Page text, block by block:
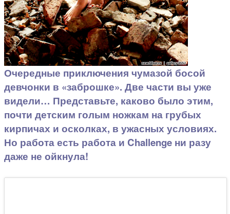
Очередные приключения чумазой босой
девчонки в «заброшке». Две части вы уже
видели… Представьте, каково было этим,
почти детским голым ножкам на грубых
кирпичах и осколках, в ужасных условиях.
Но работа есть работа и Challenge ни разу
даже не ойкнула!